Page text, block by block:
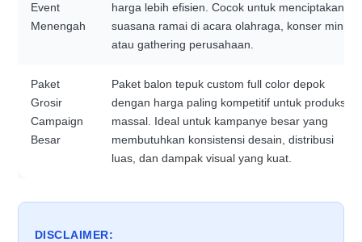
Event
Menengah
harga lebih efisien. Cocok untuk menciptakan
suasana ramai di acara olahraga, konser mini,
atau gathering perusahaan.
Paket
Grosir
Campaign
Besar
Paket balon tepuk custom full color depok
dengan harga paling kompetitif untuk produksi
massal. Ideal untuk kampanye besar yang
membutuhkan konsistensi desain, distribusi
luas, dan dampak visual yang kuat.
DISCLAIMER: